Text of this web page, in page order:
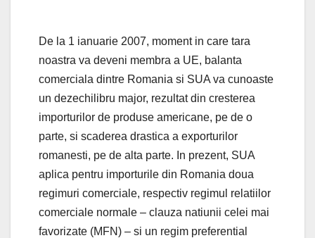
De la 1 ianuarie 2007, moment in care tara
noastra va deveni membra a UE, balanta
comerciala dintre Romania si SUA va cunoaste
un dezechilibru major, rezultat din cresterea
importurilor de produse americane, pe de o
parte, si scaderea drastica a exporturilor
romanesti, pe de alta parte. In prezent, SUA
aplica pentru importurile din Romania doua
regimuri comerciale, respectiv regimul relatiilor
comerciale normale – clauza natiunii celei mai
favorizate (MFN) – si un regim preferential